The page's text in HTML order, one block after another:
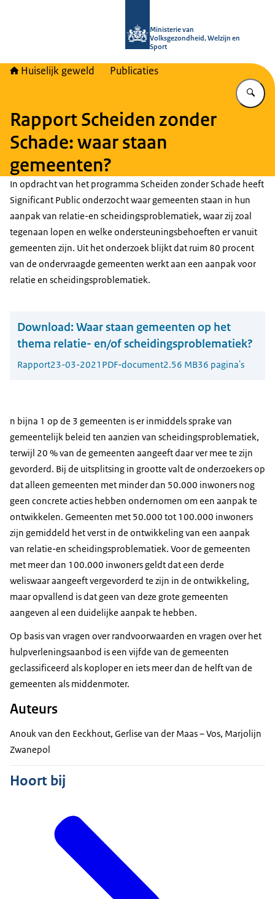
Ministerie van
Volksgezondheid, Welzijn en
Sport
Huiselijk geweld Publicaties
Rapport Scheiden zonder
Schade: waar staan
gemeenten?
In opdracht van het programma Scheiden zonder Schade heeft
Significant Public onderzocht waar gemeenten staan in hun
aanpak van relatie-en scheidingsproblematiek, waar zij zoal
tegenaan lopen en welke ondersteuningsbehoeften er vanuit
gemeenten zijn. Uit het onderzoek blijkt dat ruim 80 procent
van de ondervraagde gemeenten werkt aan een aanpak voor
relatie en scheidingsproblematiek.
Download: Waar staan gemeenten op het
thema relatie- en/of scheidingsproblematiek?
Rapport23-03-2021 PDF-document2.56 MB36 pagina's
n bijna 1 op de 3 gemeenten is er inmiddels sprake van
gemeentelijk beleid ten aanzien van scheidingsproblematiek,
terwijl 20 % van de gemeenten aangeeft daar ver mee te zijn
gevorderd. Bij de uitsplitsing in grootte valt de onderzoekers op
dat alleen gemeenten met minder dan 50.000 inwoners nog
geen concrete acties hebben ondernomen om een aanpak te
ontwikkelen. Gemeenten met 50.000 tot 100.000 inwoners
zijn gemiddeld het verst in de ontwikkeling van een aanpak
van relatie-en scheidingsproblematiek. Voor de gemeenten
met meer dan 100.000 inwoners geldt dat een derde
weliswaar aangeeft vergevorderd te zijn in de ontwikkeling,
maar opvallend is dat geen van deze grote gemeenten
aangeven al een duidelijke aanpak te hebben.
Op basis van vragen over randvoorwaarden en vragen over het
hulpverleningsaanbod is een vijfde van de gemeenten
geclassificeerd als koploper en iets meer dan de helft van de
gemeenten als middenmoter.
Auteurs
Anouk van den Eeckhout, Gerlise van der Maas – Vos, Marjolijn
Zwanepol
Hoort bij